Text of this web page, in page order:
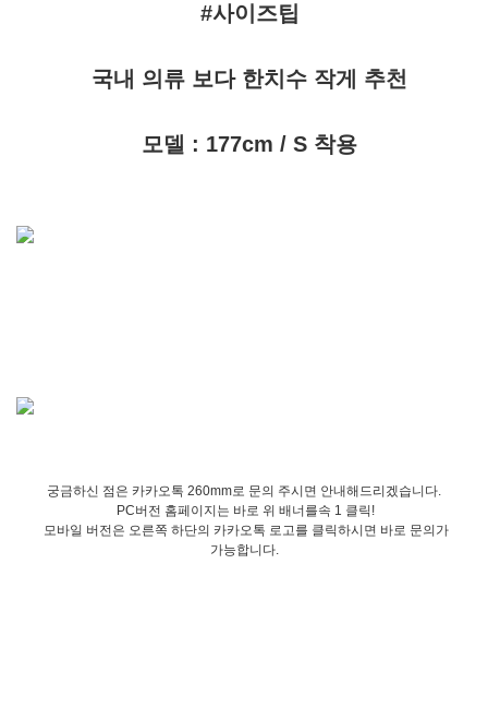
#사이즈팁
국내 의류 보다 한치수 작게 추천
모델 : 177cm / S 착용
궁금하신 점은 카카오톡 260mm로 문의 주시면 안내해드리겠습니다.
PC버전 홈페이지는 바로 위 배너를속 1 클릭!
모바일 버전은 오른쪽 하단의 카카오톡 로고를 클릭하시면 바로 문의가
가능합니다.